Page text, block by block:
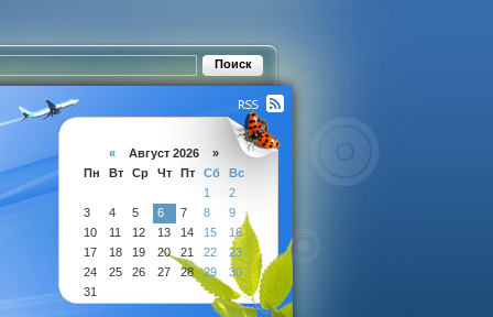
« Август 2026 »
Пн
Вт Ср Чт Пт Сб
Вс
1
2
3
4 5 6 7 8
9
10
11 12 13 14 15
16
17
18 19 20 21 22
23
24
25 26 27 28 29
30
31